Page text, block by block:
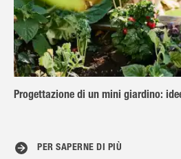
Progettazione di un mini giardino:
PER SAPERNE DI PIÙ